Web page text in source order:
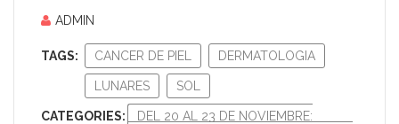
ADMIN
TAGS: CANCER DE PIEL DERMATOLOGIA
LUNARES SOL
CATEGORIES:
DEL 20 AL 23 DE NOVIEMBRE: